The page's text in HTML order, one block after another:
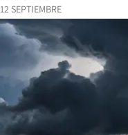
12 SEPTIEMBRE